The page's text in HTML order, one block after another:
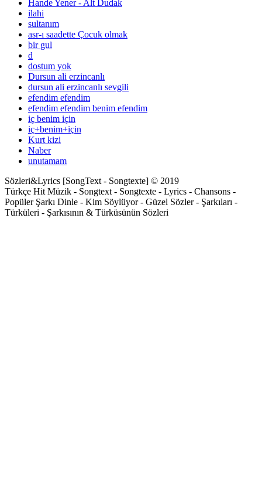
Hande Yener - Alt Dudak
ilahi
sultanım
asr-ı saadette Çocuk olmak
bir gul
d
dostum yok
Dursun ali erzincanlı
dursun ali erzincanlı sevgili
efendim efendim
efendim efendim benim efendim
iç benim için
iç+benim+için
Kurt kizi
Naber
unutamam
Sözleri&Lyrics [SongText - Songtexte] © 2019
Türkçe Hit Müzik - Songtext - Songtexte - Lyrics - Chansons -
Popüler Şarkı Dinle - Kim Söylüyor - Güzel Sözler - Şarkıları -
Türküleri - Şarkısının & Türküsünün Sözleri